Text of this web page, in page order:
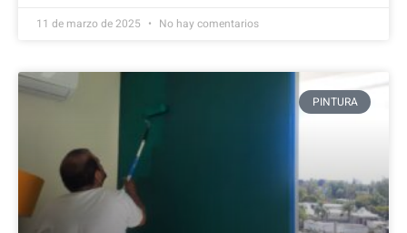
11 de marzo de 2025 No hay comentarios
PINTURA